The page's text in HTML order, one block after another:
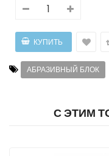
АБРАЗИВНЫЙ БЛОК
С ЭТИМ